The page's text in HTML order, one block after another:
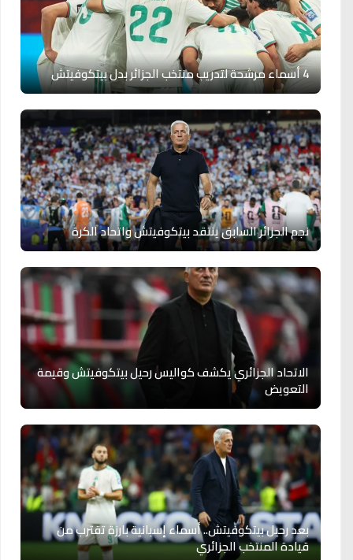
4 أسماء مرشحة لتدريب منتخب الجزائر بدل بيتكوفيتش
نجم الجزائر السابق ينتقد بيتكوفيتش واتحاد الكرة
الاتحاد الجزائري يكشف كواليس رحيل بيتكوفيتش وقيمة
التعويض
بعد رحيل بيتكوفيتش.. أسماء إسبانية بارزة تقترب من
قيادة المنتخب الجزائري